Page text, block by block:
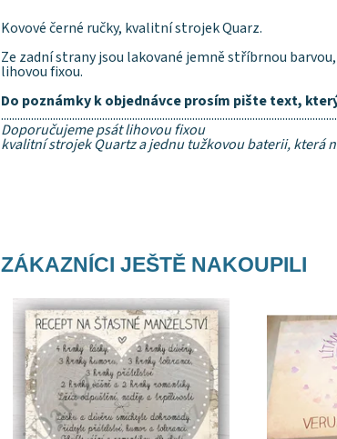
Kovové černé ručky, kvalitní strojek Quarz.
Ze zadní strany jsou lakované jemně stříbrnou
lihovou fixou.
Do poznámky k objednávce prosím pištetext,
Doporučujeme psát lihovou fixou
kvalitní strojek Quartz a jednu tužkovou baterii, která
ZÁKAZNÍCI JEŠTĚ NAKOUPILI
Dostupnost: Skladem